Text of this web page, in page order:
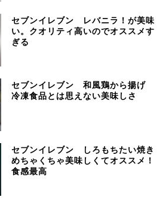
セブンイレブン レバニラ！が美味
い。クオリティ高いのでオススメす
ぎる
セブンイレブン 和風鶏から揚げ
冷凍食品とは思えない美味しさ
セブンイレブン しろもちたい焼き
めちゃくちゃ美味しくてオススメ！
食感最高